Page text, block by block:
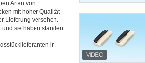
Arten von
mit hoher Qualität
Lieferung versehen.
und sie haben standen
in